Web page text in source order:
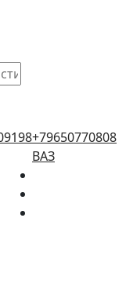
+79650770808
ВАЗ